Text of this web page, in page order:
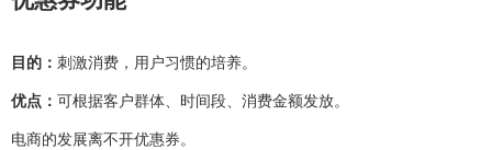
目的： 刺激消费，用户习惯的培养。
优点： 可根据客户群体、时间段、消费金额发放。
电商的发展离不开优惠券。